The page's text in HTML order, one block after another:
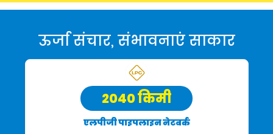
ऊर्जा संचार, संभावनाएं साकार
4.26एमएमटीपीए
एलपीजी पोर्टफोलियो